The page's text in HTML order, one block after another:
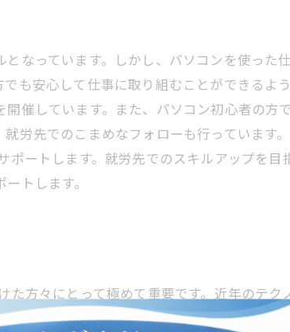
なっています。しかし、パソコンを使った
も安心して仕事に取り組むことができるよ
催しています。また、パソコン初心者の方
労先でのこまめなフォローも行っています
ートします。就労先でのスキルアップを
トします。
方々にとって極めて重要です。近年のテ
れていない方は操作方法がわからず、仕事